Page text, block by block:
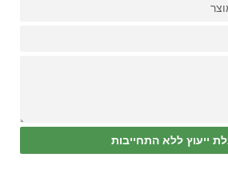
ייעוץ ללא התחייבות